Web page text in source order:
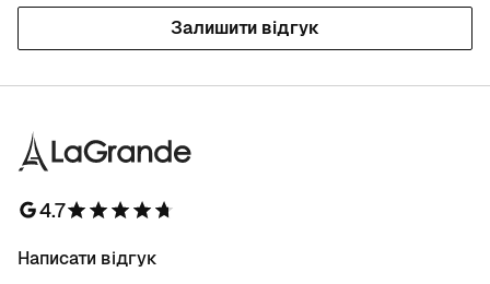
Залишити відгук
4.7
Написати відгук